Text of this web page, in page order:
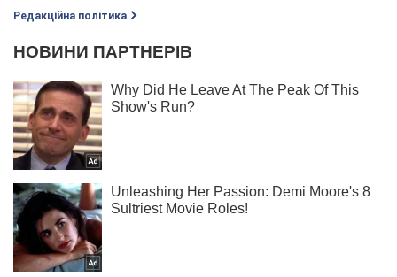
Редакційна політика